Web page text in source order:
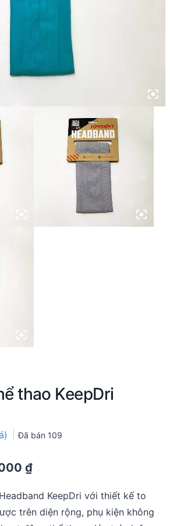
thao KeepDri
Đã bán 109
₫.
₫Current
is:
144.000 ₫.
KeepDri với thiết kế to
trên diện rộng, phụ kiện không